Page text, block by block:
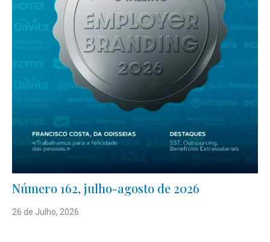
Número 162, julho-agosto de 2026
26 de Julho, 2026